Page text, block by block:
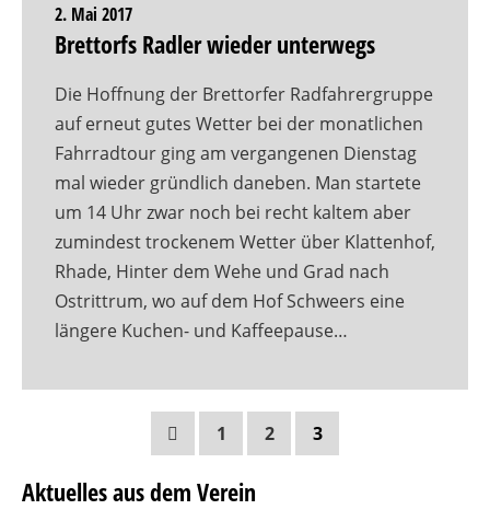
2. Mai 2017
Brettorfs Radler wieder unterwegs
Die Hoffnung der Brettorfer Radfahrergruppe
auf erneut gutes Wetter bei der monatlichen
Fahrradtour ging am vergangenen Dienstag
mal wieder gründlich daneben. Man startete
um 14 Uhr zwar noch bei recht kaltem aber
zumindest trockenem Wetter über Klattenhof,
Rhade, Hinter dem Wehe und Grad nach
Ostrittrum, wo auf dem Hof Schweers eine
längere Kuchen- und Kaffeepause…
1 2 3
Aktuelles aus dem Verein